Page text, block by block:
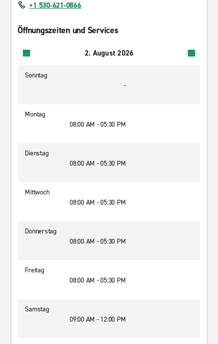
+1 530-621-0866
Öffnungszeiten und Services
2. August 2026
Sonntag
-
Montag
08:00 AM - 05:30 PM
Dienstag
08:00 AM - 05:30 PM
Mittwoch
08:00 AM - 05:30 PM
Donnerstag
08:00 AM - 05:30 PM
Freitag
08:00 AM - 05:30 PM
Samstag
09:00 AM - 12:00 PM